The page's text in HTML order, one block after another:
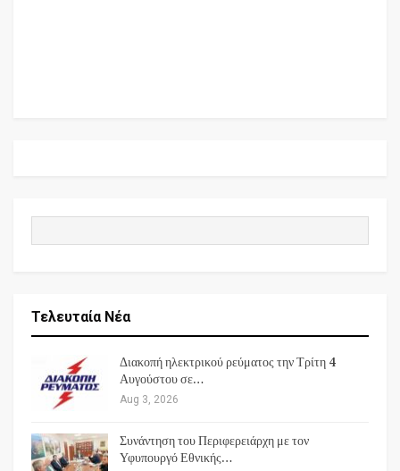
Τελευταία Νέα
Διακοπή ηλεκτρικού ρεύματος την Τρίτη 4
Αυγούστου σε…
Aug 3, 2026
Συνάντηση του Περιφερειάρχη με τον
Υφυπουργό Εθνικής…